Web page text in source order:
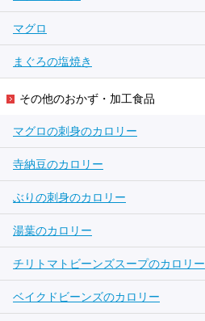
マグロ
まぐろの塩焼き
その他のおかず・加工食品
マグロの刺身のカロリー
寺納豆のカロリー
ぶりの刺身のカロリー
湯葉のカロリー
チリトマトビーンズスープのカロリー
ベイクドビーンズのカロリー